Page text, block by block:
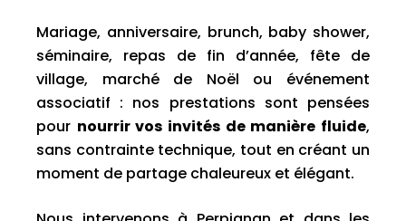
Mariage, anniversaire, brunch, baby shower,
séminaire, repas de fin d’année, fête de
village, marché de Noël ou événement
associatif : nos prestations sont pensées
pour nourrir vos invités de manière fluide,
sans contrainte technique, tout en créant un
moment de partage chaleureux et élégant.